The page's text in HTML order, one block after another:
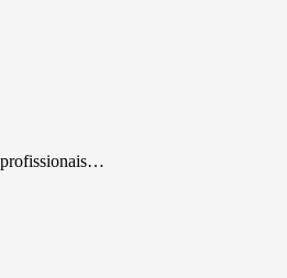
profissionais…